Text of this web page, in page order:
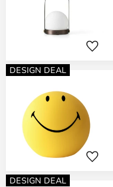
DESIGN DEAL
DESIGN DEAL